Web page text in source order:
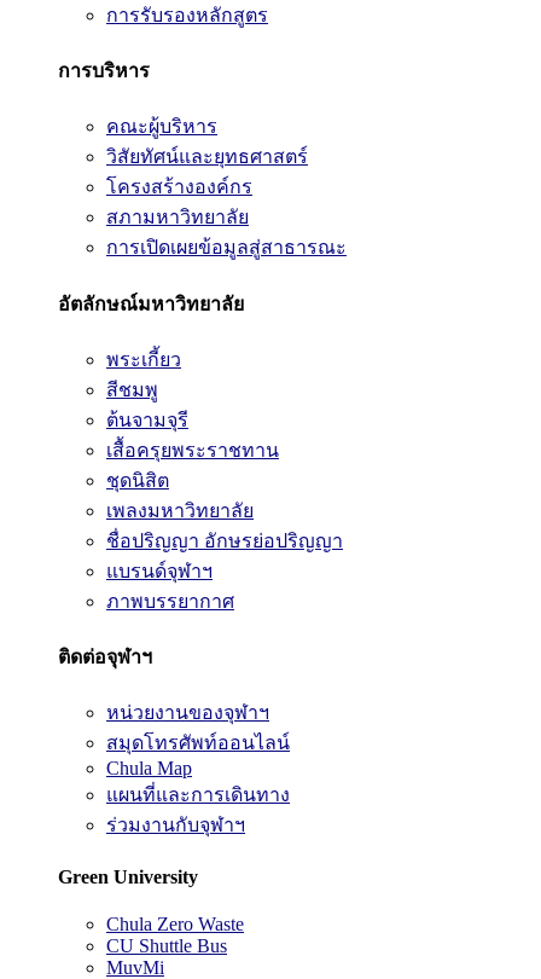
การรับรองหลักสูตร
การบริหาร
คณะผู้บริหาร
วิสัยทัศน์และยุทธศาสตร์
โครงสร้างองค์กร
สภามหาวิทยาลัย
การเปิดเผยข้อมูลสู่สาธารณะ
อัตลักษณ์มหาวิทยาลัย
พระเกี้ยว
สีชมพู
ต้นจามจุรี
เสื้อครุยพระราชทาน
ชุดนิสิต
เพลงมหาวิทยาลัย
ชื่อปริญญา อักษรย่อปริญญา
แบรนด์จุฬาฯ
ภาพบรรยากาศ
ติดต่อจุฬาฯ
หน่วยงานของจุฬาฯ
สมุดโทรศัพท์ออนไลน์
Chula Map
แผนที่และการเดินทาง
ร่วมงานกับจุฬาฯ
Green University
Chula Zero Waste
CU Shuttle Bus
MuvMi